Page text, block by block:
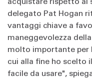
delegato Pat Hogan
vantaggi chiave a
maneggevolezza
molto importante per
cui alla fine ho scelto
facile da usare",